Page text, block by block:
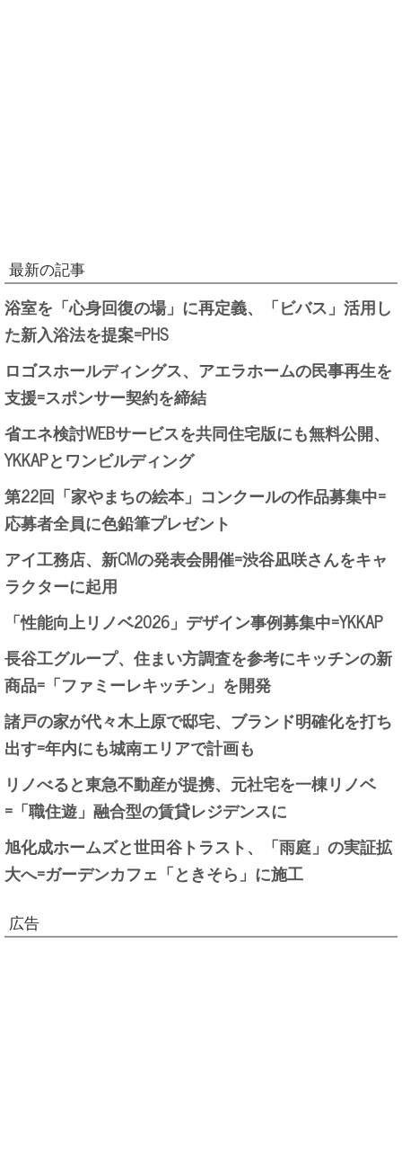
最新の記事
浴室を「心身回復の場」に再定義、「ビバス」活用し
た新入浴法を提案=PHS
ロゴスホールディングス、アエラホームの民事再生を
支援=スポンサー契約を締結
省エネ検討WEBサービスを共同住宅版にも無料公開、
YKKAPとワンビルディング
第22回「家やまちの絵本」コンクールの作品募集中=
応募者全員に色鉛筆プレゼント
アイ工務店、新CMの発表会開催=渋谷凪咲さんをキャ
ラクターに起用
「性能向上リノベ2026」デザイン事例募集中=YKKAP
長谷工グループ、住まい方調査を参考にキッチンの新
商品=「ファミーレキッチン」を開発
諸戸の家が代々木上原で邸宅、ブランド明確化を打ち
出す=年内にも城南エリアで計画も
リノべると東急不動産が提携、元社宅を一棟リノベ
=「職住遊」融合型の賃貸レジデンスに
旭化成ホームズと世田谷トラスト、「雨庭」の実証拡
大へ=ガーデンカフェ「ときそら」に施工
広告